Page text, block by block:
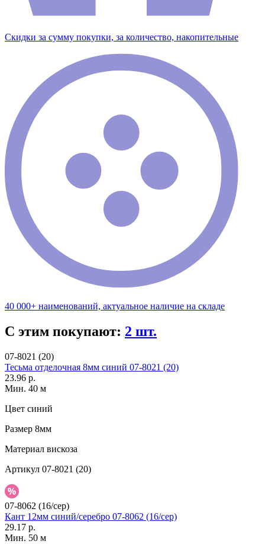
Скидки за сумму покупки, за количество, накопительные
40 000+ наименований, актуальное наличие на складе
С этим покупают: 2 шт.
07-8021 (20)
Тесьма отделочная 8мм синий 07-8021 (20)
23.96 р.
Мин. 40 м
Цвет синий
Размер 8мм
Материал вискоза
Артикул 07-8021 (20)
07-8062 (16/сер)
Кант 12мм синий/серебро 07-8062 (16/сер)
29.17 р.
Мин. 50 м